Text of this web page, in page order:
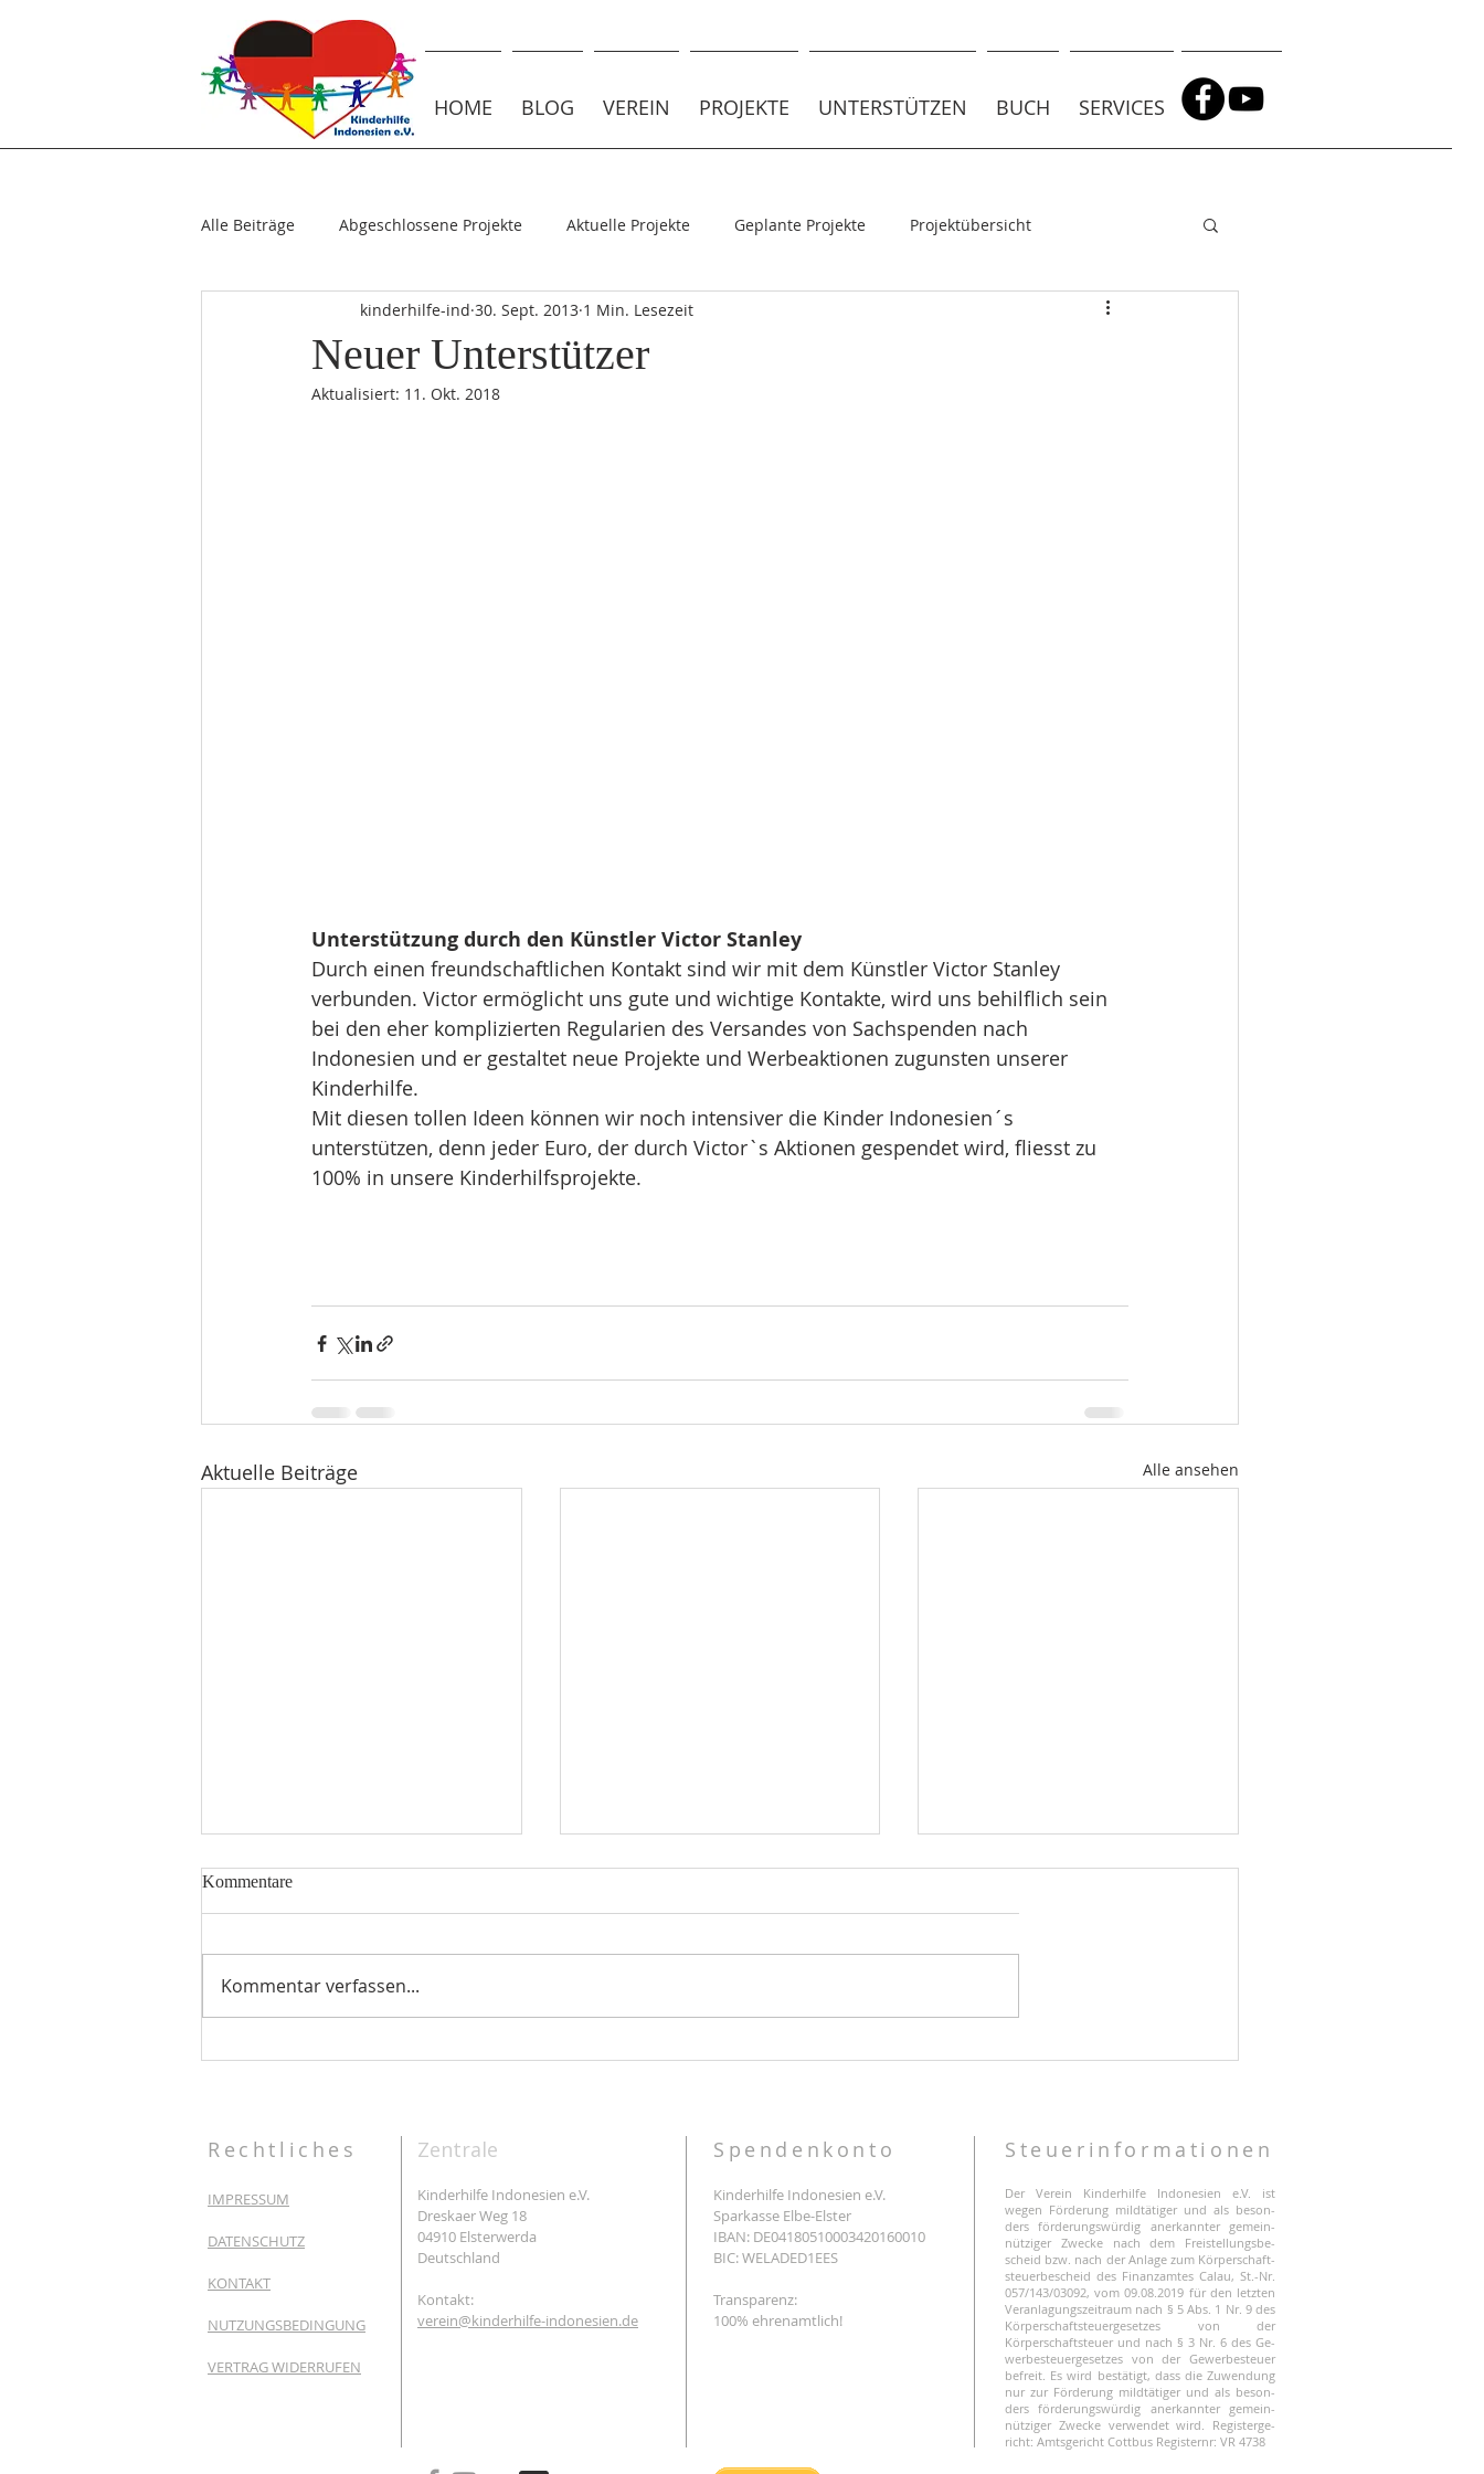
HOME BLOG VEREIN PROJEKTE UNTERSTÜTZEN BUCH SERVICES
Alle Beiträge Abgeschlossene Projekte Aktuelle Projekte Geplante Projekte Projektübersicht
Laufende Projekte
Neuer Unterstützer
kinderhilfe-ind 30. Sept. 2013 1 Min. Lesezeit
Aktualisiert: 11. Okt. 2018
Unterstützung durch den Künstler Victor Stanley
Durch einen freundschaftlichen Kontakt sind wir mit dem Künstler Victor Stanley
verbunden. Victor ermöglicht uns gute und wichtige Kontakte, wird uns behilflich sein
bei den eher komplizierten Regularien des Versandes von Sachspenden nach
Indonesien und er gestaltet neue Projekte und Werbeaktionen zugunsten unserer
Kinderhilfe.
Mit diesen tollen Ideen können wir noch intensiver die Kinder Indonesien´s
unterstützen, denn jeder Euro, der durch Victor`s Aktionen gespendet wird, fliesst zu
100% in unsere Kinderhilfsprojekte.
Aktuelle Beiträge Alle ansehen
Kommentare
Kommentar verfassen...
Rechtliches
IMPRESSUM
DATENSCHUTZ
KONTAKT
NUTZUNGSBEDINGUNG
VERTRAG WIDERRUFEN
Zentrale
Kinderhilfe Indonesien e.V.
Dreskaer Weg 18
04910 Elsterwerda
Deutschland
Kontakt:
verein@kinderhilfe-indonesien.de
Spendenkonto
Kinderhilfe Indonesien e.V.
Sparkasse Elbe-Elster
IBAN: DE04180510003420160010
BIC: WELADED1EES
Transparenz:
100% ehrenamtlich!
Steuerinformationen
Der Verein Kinderhilfe Indonesien e.V. ist
wegen Förderung mildtätiger und als beson-
ders förderungswürdig anerkannter gemein-
nütziger Zwecke nach dem Freistellungsbe-
scheid bzw. nach der Anlage zum Körperschaft-
steuerbescheid des Finanzamtes Calau, St.-Nr.
057/143/03092, vom 09.08.2019 für den letzten
Veranlagungszeitraum nach § 5 Abs. 1 Nr. 9 des
Körperschaftsteuergesetzes von der
Körperschaftsteuer und nach § 3 Nr. 6 des Ge-
werbesteuergesetzes von der Gewerbesteuer
befreit. Es wird bestätigt, dass die Zuwendung
nur zur Förderung mildtätiger und als beson-
ders förderungswürdig anerkannter gemein-
nütziger Zwecke verwendet wird. Registerge-
richt: Amtsgericht Cottbus Registernr: VR 4738